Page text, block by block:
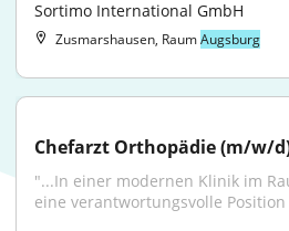
Sortimo International GmbH
Zusmarshausen, RaumAugsburg
Chefarzt Orthopädie (m/w/
"...In einer modernen Klinik im
eine verantwortungsvolle